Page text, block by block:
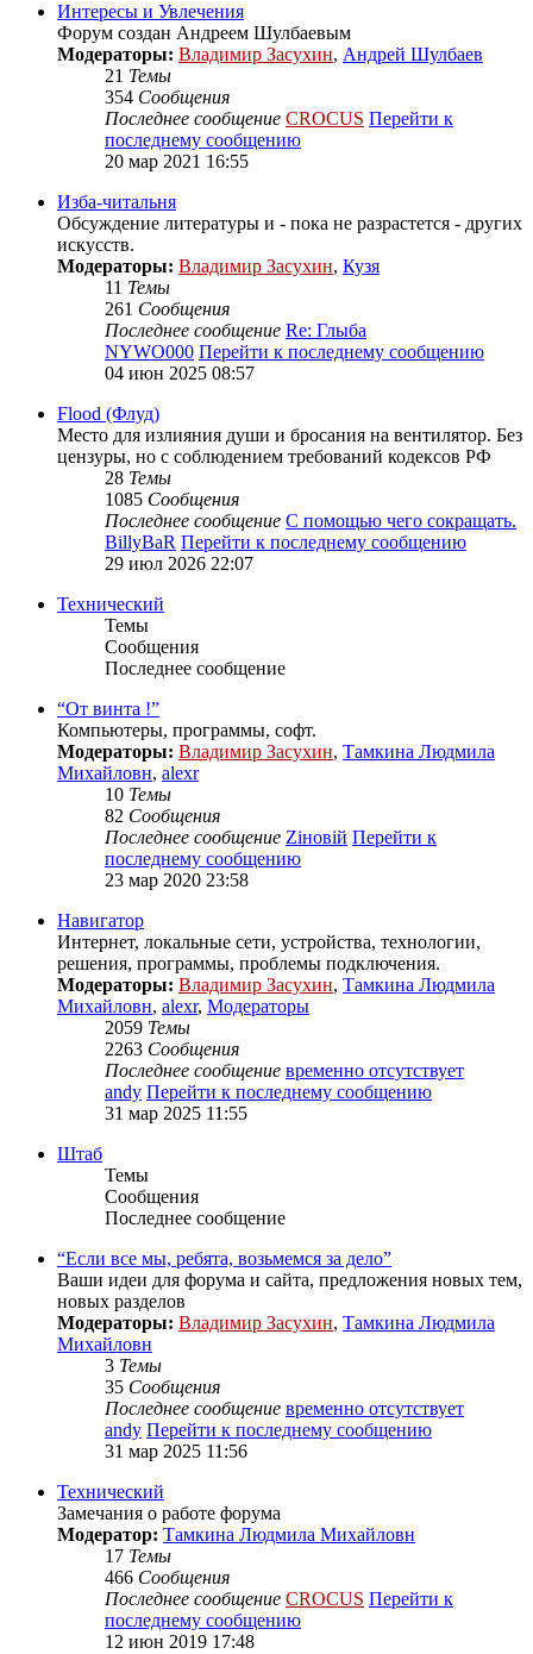
Интересы и Увлечения
Форум создан Андреем Шулбаевым
Модераторы: Владимир Засухин, Андрей Шулбаев
21 Темы
354 Сообщения
Последнее сообщение CROCUS Перейти к
последнему сообщению
20 мар 2021 16:55
Изба-читальня
Обсуждение литературы и - пока не разрастется - других
искусств.
Модераторы: Владимир Засухин, Кузя
11 Темы
261 Сообщения
Последнее сообщение Re: Глыба
NYWO000 Перейти к последнему сообщению
04 июн 2025 08:57
Flood (Флуд)
Место для излияния души и бросания на вентилятор. Без
цензуры, но с соблюдением требований кодексов РФ
28 Темы
1085 Сообщения
Последнее сообщение С помощью чего сокращать.
BillyBaR Перейти к последнему сообщению
29 июл 2026 22:07
Технический
Темы
Сообщения
Последнее сообщение
“От винта !”
Компьютеры, программы, софт.
Модераторы: Владимир Засухин, Тамкина Людмила
Михайловн, alexr
10 Темы
82 Сообщения
Последнее сообщение Zіновій Перейти к
последнему сообщению
23 мар 2020 23:58
Навигатор
Интернет, локальные сети, устройства, технологии,
решения, программы, проблемы подключения.
Модераторы: Владимир Засухин, Тамкина Людмила
Михайловн, alexr, Модераторы
2059 Темы
2263 Сообщения
Последнее сообщение временно отсутствует
andy Перейти к последнему сообщению
31 мар 2025 11:55
Штаб
Темы
Сообщения
Последнее сообщение
“Если все мы, ребята, возьмемся за дело”
Ваши идеи для форума и сайта, предложения новых тем,
новых разделов
Модераторы: Владимир Засухин, Тамкина Людмила
Михайловн
3 Темы
35 Сообщения
Последнее сообщение временно отсутствует
andy Перейти к последнему сообщению
31 мар 2025 11:56
Технический
Замечания о работе форума
Модератор: Тамкина Людмила Михайловн
17 Темы
466 Сообщения
Последнее сообщение CROCUS Перейти к
последнему сообщению
12 июн 2019 17:48